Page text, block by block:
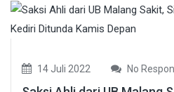
14 Juli 2022 No